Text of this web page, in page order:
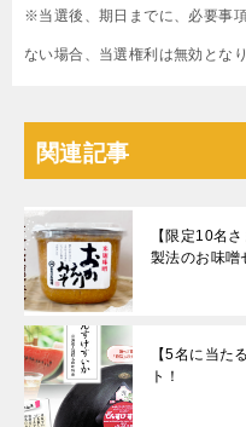
※当選後、期日までに、必要事
ない場合、当選権利は無効とな
関連記事
【限定10名
製法のお味噌
【5名に当
ト！